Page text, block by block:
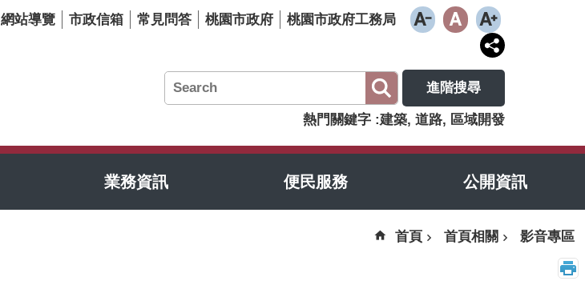
網站導覽 市政信箱 常見問答 桃園市政府 桃園市政府工務局
進階搜尋
熱門關鍵字 建築 道路 區域開發
業務資訊 便民服務 公開資訊
首頁 首頁相關 影音專區